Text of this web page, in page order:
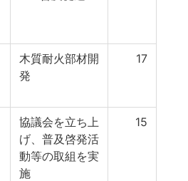
木質耐火部材開
発
17
協議会を立ち上
げ、普及啓発活
動等の取組を実
施
15